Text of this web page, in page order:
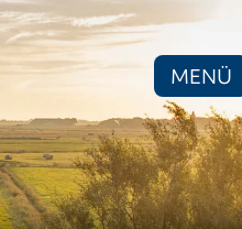
MENÜ